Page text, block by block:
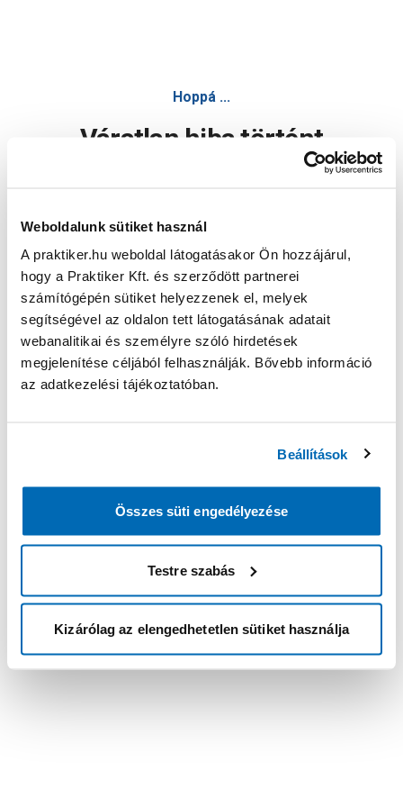
Weboldalunk sütiket használ
A praktiker.hu weboldal látogatásakor Ön hozzájárul,
hogy a Praktiker Kft. és szerződött partnerei
számítógépén sütiket helyezzenek el, melyek
segítségével az oldalon tett látogatásának adatait
webanalitikai és személyre szóló hirdetések
megjelenítése céljából felhasználják. Bővebb információ
az adatkezelési tájékoztatóban.
Beállítások
Összes süti engedélyezése
Testre szabás
Kizárólag az elengedhetetlen sütiket használja
Hoppá ...
Váratlan hiba történt
Oldal újratöltése